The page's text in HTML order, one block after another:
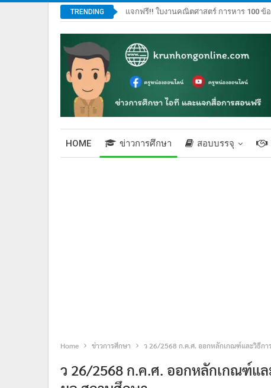
TRENDING แจกฟรี!! ใบงานคณิตศาสตร์ การหาร 100 ข้
HOME ข่าวการศึกษา สอบบรรจุ
Home ข่าวการศึกษา ว 26/2568 ก.ค.ศ. ออกหลักเกณฑ์และวิธีก
ว 26/2568 ก.ค.ศ. ออกหลักเกณฑ์แ